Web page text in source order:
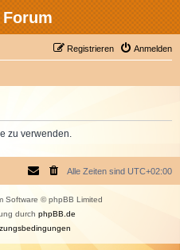
Forum
Anmelden
Registrieren
zu verwenden.
Alle Zeiten sind UTC+02:00
Software © phpBB Limited
durch phpBB.de